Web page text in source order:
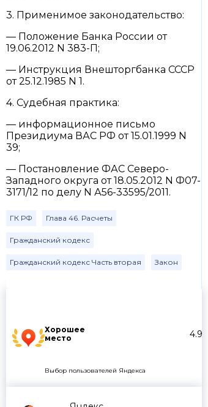
Хорошее
место
4.9
Выбор пользователей Яндекса
3. Применимое законодательство:
— Положение Банка России от
19.06.2012 N 383-П;
— Инструкция Внешторгбанка СССР
от 25.12.1985 N 1.
4. Судебная практика:
— информационное письмо
Президиума ВАС РФ от 15.01.1999 N
39;
— Постановление ФАС Северо-
Западного округа от 18.05.2012 N Ф07-
3171/12 по делу N А56-33595/2011.
ГК РФ Глава 46. Расчеты
Гражданский кодекс
Гражданский кодекс Часть вторая Закон